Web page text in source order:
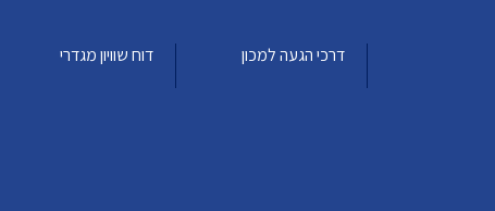
דרכי הגעה למכון דוח שוויון מגדרי